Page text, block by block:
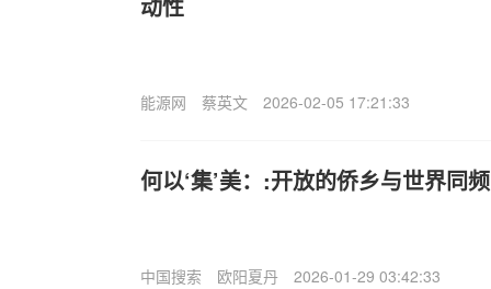
能源网 蔡英文 2026-02-05 17:21:33
何以‘集’美：:开放的侨乡与世界同频
中国搜索 欧阳夏丹 2026-01-29 03:42:33